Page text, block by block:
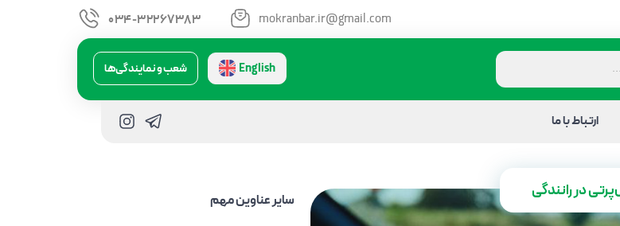
034-32267383 mokranbar.ir@gmail.com
شعب و نمایندگی‌ها English
ارتباط با ما
سایر عناوین مهم